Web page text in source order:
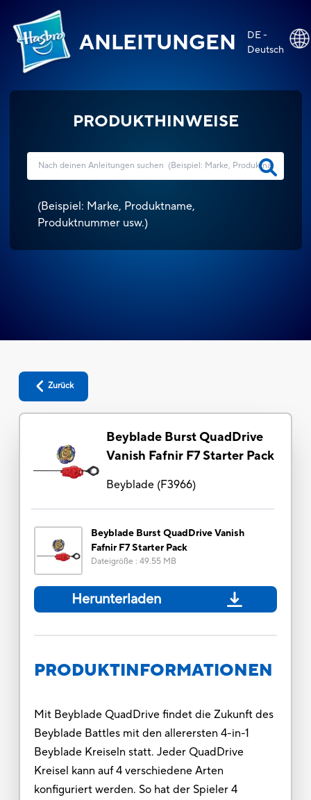
ANLEITUNGEN
DE -
Deutsch
PRODUKTHINWEISE
(Beispiel: Marke, Produktname,
Produktnummer usw.)
Zurück
Beyblade Burst QuadDrive
Vanish Fafnir F7 Starter Pack
Beyblade(F3966)
Beyblade Burst QuadDrive Vanish
Fafnir F7 Starter Pack
Dateigröße : 49.55 MB
Herunterladen
PRODUKTINFORMATIONEN
Mit Beyblade QuadDrive findet die Zukunft des
Beyblade Battles mit den allerersten 4-in-1
Beyblade Kreiseln statt. Jeder QuadDrive
Kreisel kann auf 4 verschiedene Arten
konfiguriert werden. So hat der Spieler 4